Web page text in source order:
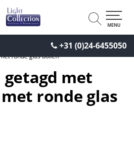
+31 (0)24-6455050
MENU
ronde glas bollen
met
ronde glas